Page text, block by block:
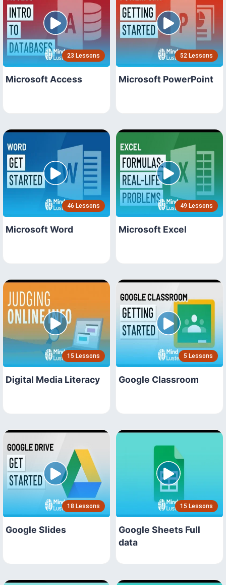
23 Lessons
Microsoft Access
52 Lessons
Microsoft PowerPoint
46 Lessons
Microsoft Word
49 Lessons
Microsoft Excel
15 Lessons
Digital Media Literacy
5 Lessons
Google Classroom
18 Lessons
Google Slides
15 Lessons
Google Sheets Full
data